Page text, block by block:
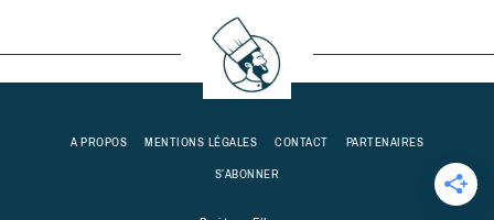
A PROPOS MENTIONS LÉGALES CONTACT
PARTENAIRES
S’ABONNER